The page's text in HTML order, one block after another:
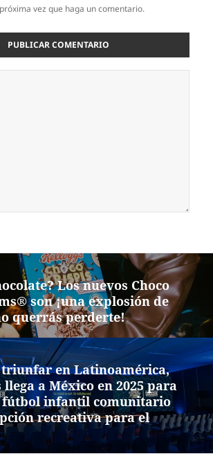
vez que haga un comentario.
Los nuevos Choco
son ¡una explosión de
querrás perderte!
triunfar en Latinoamérica,
a México en 2025 para
infantil comunitario
recreativa para el